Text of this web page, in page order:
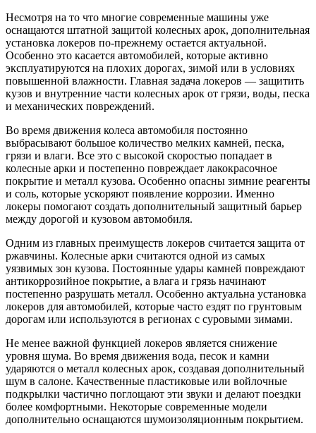
Несмотря на то что многие современные машины уже
оснащаются штатной защитой колесных арок, дополнительная
установка локеров по-прежнему остается актуальной.
Особенно это касается автомобилей, которые активно
эксплуатируются на плохих дорогах, зимой или в условиях
повышенной влажности. Главная задача локеров — защитить
кузов и внутренние части колесных арок от грязи, воды, песка
и механических повреждений.
Во время движения колеса автомобиля постоянно
выбрасывают большое количество мелких камней, песка,
грязи и влаги. Все это с высокой скоростью попадает в
колесные арки и постепенно повреждает лакокрасочное
покрытие и металл кузова. Особенно опасны зимние реагенты
и соль, которые ускоряют появление коррозии. Именно
локеры помогают создать дополнительный защитный барьер
между дорогой и кузовом автомобиля.
Одним из главных преимуществ локеров считается защита от
ржавчины. Колесные арки считаются одной из самых
уязвимых зон кузова. Постоянные удары камней повреждают
антикоррозийное покрытие, а влага и грязь начинают
постепенно разрушать металл. Особенно актуальна установка
локеров для автомобилей, которые часто ездят по грунтовым
дорогам или используются в регионах с суровыми зимами.
Не менее важной функцией локеров является снижение
уровня шума. Во время движения вода, песок и камни
ударяются о металл колесных арок, создавая дополнительный
шум в салоне. Качественные пластиковые или войлочные
подкрылки частично поглощают эти звуки и делают поездки
более комфортными. Некоторые современные модели
дополнительно оснащаются шумоизоляционным покрытием.